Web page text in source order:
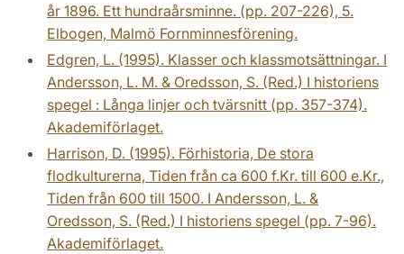
år 1896. Ett hundraårsminne. (pp. 207-226), 5.
Elbogen, Malmö Fornminnesförening.
Edgren, L. (1995). Klasser och klassmotsättningar. I
Andersson, L. M. & Oredsson, S. (Red.) I historiens
spegel : Långa linjer och tvärsnitt (pp. 357-374).
Akademiförlaget.
Harrison, D. (1995). Förhistoria, De stora
flodkulturerna, Tiden från ca 600 f.Kr. till 600 e.Kr.,
Tiden från 600 till 1500. I Andersson, L. &
Oredsson, S. (Red.) I historiens spegel (pp. 7-96).
Akademiförlaget.